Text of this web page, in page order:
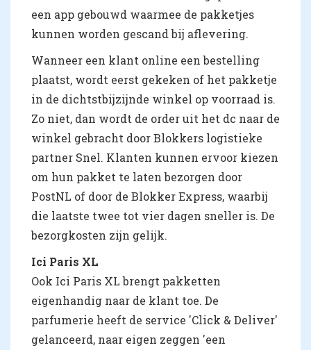
een app gebouwd waarmee de pakketjes
kunnen worden gescand bij aflevering.
Wanneer een klant online een bestelling
plaatst, wordt eerst gekeken of het pakketje
in de dichtstbijzijnde winkel op voorraad is.
Zo niet, dan wordt de order uit het dc naar de
winkel gebracht door Blokkers logistieke
partner Snel. Klanten kunnen ervoor kiezen
om hun pakket te laten bezorgen door
PostNL of door de Blokker Express, waarbij
die laatste twee tot vier dagen sneller is. De
bezorgkosten zijn gelijk.
Ici Paris XL
Ook Ici Paris XL brengt pakketten
eigenhandig naar de klant toe. De
parfumerie heeft de service 'Click & Deliver'
gelanceerd, naar eigen zeggen 'een